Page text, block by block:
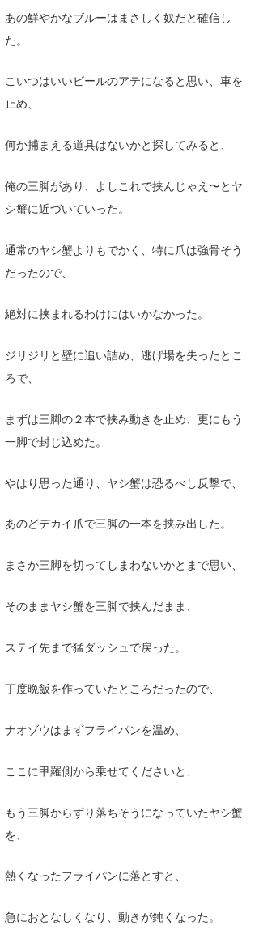
あの鮮やかなブルーはまさしく奴だと確信し
た。
こいつはいいビールのアテになると思い、車を
止め、
何か捕まえる道具はないかと探してみると、
俺の三脚があり、よしこれで挟んじゃえ〜とヤ
シ蟹に近づいていった。
通常のヤシ蟹よりもでかく、特に爪は強骨そう
だったので、
絶対に挟まれるわけにはいかなかった。
ジリジリと壁に追い詰め、逃げ場を失ったとこ
ろで、
まずは三脚の２本で挟み動きを止め、更にもう
一脚で封じ込めた。
やはり思った通り、ヤシ蟹は恐るべし反撃で、
あのどデカイ爪で三脚の一本を挟み出した。
まさか三脚を切ってしまわないかとまで思い、
そのままヤシ蟹を三脚で挟んだまま、
ステイ先まで猛ダッシュで戻った。
丁度晩飯を作っていたところだったので、
ナオゾウはまずフライパンを温め、
ここに甲羅側から乗せてくださいと、
もう三脚からずり落ちそうになっていたヤシ蟹
を、
熱くなったフライパンに落とすと、
急におとなしくなり、動きが鈍くなった。